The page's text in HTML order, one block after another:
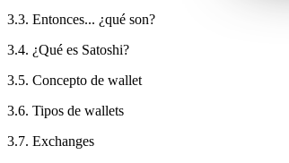
3.3. Entonces... ¿qué son?
3.4. ¿Qué es Satoshi?
3.5. Concepto de wallet
3.6. Tipos de wallets
3.7. Exchanges